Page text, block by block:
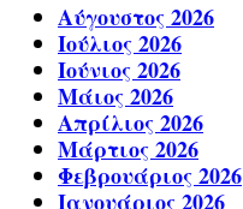
Αύγουστος 2026
Ιούλιος 2026
Ιούνιος 2026
Μάιος 2026
Απρίλιος 2026
Μάρτιος 2026
Φεβρουάριος 2026
Ιανουάριος 2026